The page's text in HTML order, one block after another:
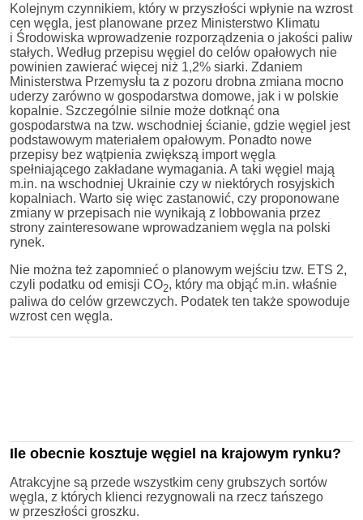
Kolejnym czynnikiem, który w przyszłości wpłynie na wzrost
cen węgla, jest planowane przez Ministerstwo Klimatu
i Środowiska wprowadzenie rozporządzenia o jakości paliw
stałych. Według przepisu węgiel do celów opałowych nie
powinien zawierać więcej niż 1,2% siarki. Zdaniem
Ministerstwa Przemysłu ta z pozoru drobna zmiana mocno
uderzy zarówno w gospodarstwa domowe, jak i w polskie
kopalnie. Szczególnie silnie może dotknąć ona
gospodarstwa na tzw. wschodniej ścianie, gdzie węgiel jest
podstawowym materiałem opałowym. Ponadto nowe
przepisy bez wątpienia zwiększą import węgla
spełniającego zakładane wymagania. A taki węgiel mają
m.in. na wschodniej Ukrainie czy w niektórych rosyjskich
kopalniach. Warto się więc zastanowić, czy proponowane
zmiany w przepisach nie wynikają z lobbowania przez
strony zainteresowane wprowadzaniem węgla na polski
rynek.
Nie można też zapomnieć o planowym wejściu tzw. ETS 2,
czyli podatku od emisji CO2, który ma objąć m.in. właśnie
paliwa do celów grzewczych. Podatek ten także spowoduje
wzrost cen węgla.
Ile obecnie kosztuje węgiel na krajowym rynku?
Atrakcyjne są przede wszystkim ceny grubszych sortów
węgla, z których klienci rezygnowali na rzecz tańszego
w przeszłości groszku.